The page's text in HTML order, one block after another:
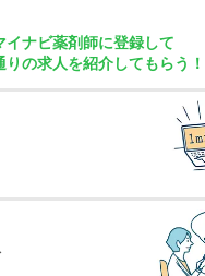
イナビ薬剤師に登録して
りの求人を紹介してもらう！